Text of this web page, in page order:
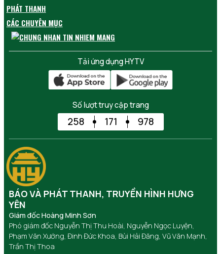
PHÁT THANH
CÁC CHUYÊN MỤC
Tải ứng dụng HYTV
Số lượt truy cập trang
258 171 978
BÁO VÀ PHÁT THANH, TRUYỀN HÌNH HƯNG
YÊN
Giám đốc Hoàng Minh Sơn
Phó giám đốc Nguyễn Thị Thu Hoài, Nguyễn Ngọc Luyện,
Phạm Văn Xướng, Đinh Đức Khoa, Bùi Hải Đăng, Vũ Văn Mạnh,
Trần Thị Thoa